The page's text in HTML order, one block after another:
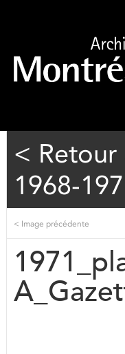
< Retour
1968-
< Image précédente